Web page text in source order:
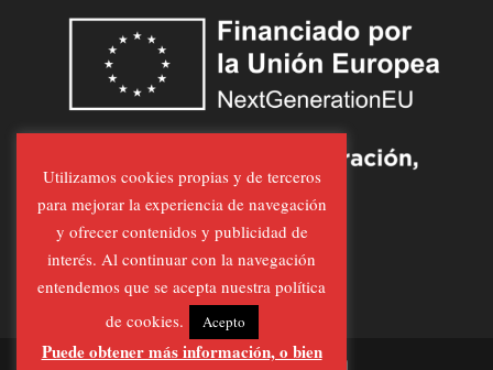
Utilizamos cookies propias y de terceros
para mejorar la experiencia de navegación
y ofrecer contenidos y publicidad de
interés. Al continuar con la navegación
entendemos que se acepta nuestra política
de cookies.
Acepto
Puede obtener más información, o bien